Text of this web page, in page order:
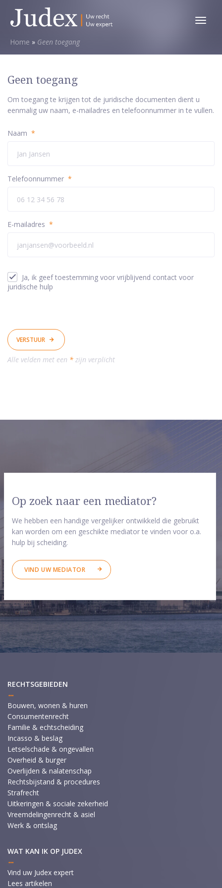
Toggle
Home » Geen toegang
Geen toegang
Om toegang te krijgen tot de juridische documenten dient u
eenmalig uw naam, e-mailadres en telefoonnummer in te vullen.
Naam *
Telefoonnummer *
E-mailadres *
Ja, ik geef toestemming voor vrijblijvend contact voor
juridische hulp
VERSTUUR
Alle velden met een * zijn verplicht
Op zoek naar een mediator?
We hebben een handige vergelijker ontwikkeld die gebruikt
kan worden om een geschikte mediator te vinden voor o.a.
hulp bij scheiding.
VIND UW MEDIATOR
RECHTSGEBIEDEN
Bouwen, wonen & huren
Consumentenrecht
Familie & echtscheiding
Incasso & beslag
Letselschade & ongevallen
Overheid & burger
Overlijden & nalatenschap
Rechtsbijstand & procedures
Strafrecht
Uitkeringen & sociale zekerheid
Vreemdelingenrecht & asiel
Werk & ontslag
WAT KAN IK OP JUDEX
Vind uw Judex expert
Lees artikelen